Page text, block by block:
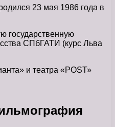
23 мая 1986 года в
государственную
СПбГАТИ (курс Льва
и театра «РОSТ»